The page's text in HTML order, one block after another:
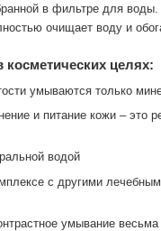
в фильтре для
очищает воду и
целях:
умываются только
и питание кожи – это
водой
с другими
умывание весьма